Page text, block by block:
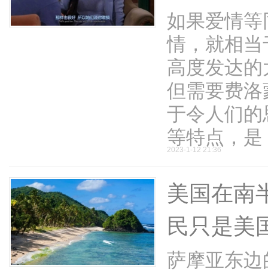
如果爱情
情，就相
高度发达
但需要费
于令人们
等特点，是
2023-1-12 21:36
美国在南
民只是美
萨摩亚东